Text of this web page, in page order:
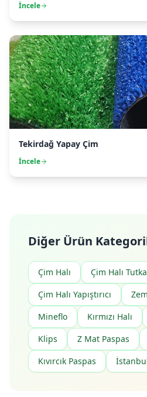
İncele
Tekirdağ Yapay Çim
İncele
Diğer Ürün
Çim Halı
Çim Halı
Çim Halı Yapıştırıcı
Mineflo
Kırmızı Halı
Klips
Z Mat Paspas
Kıvırcık Paspas